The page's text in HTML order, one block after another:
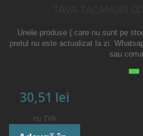
Unele produse ( care nu sunt pe
pretul nu este actualizat la zi.
sau
30,51 lei
cu TVA